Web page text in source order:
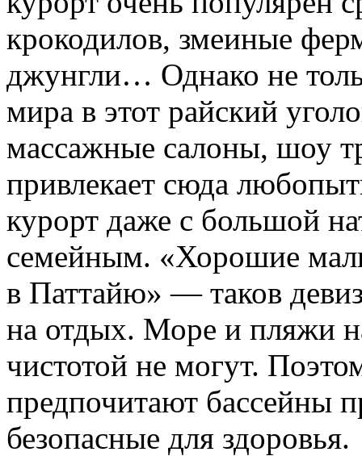
крокодилов, змеиные
джунгли… Однако не
мира в этот райский
массажные салоны, шоу
привлекает сюда
курорт даже с большой
семейным. «Хорошие
в Паттайю» — таков
на отдых. Море и пляжи
чистотой не могут.
предпочитают бассейны
безопасные для здоровья.